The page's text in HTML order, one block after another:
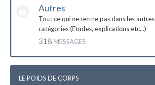
Autres
Tout ce qui ne rentre pas dans les autres
catégories (Etudes, explications etc...)
318 MESSAGES
LE POIDS DE CORPS